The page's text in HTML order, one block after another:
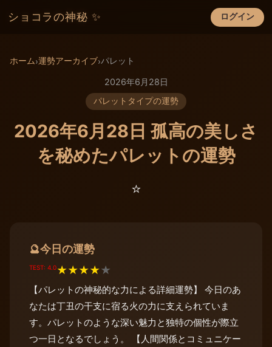
ショコラの神秘 ✨ ログイン
×
ホーム›運勢アーカイブ›パレット
2026年6月28日
パレットタイプの運勢
2026年6月28日 孤高の美しさ
を秘めたパレットの運勢
⭐️
🔮今日の運勢
TEST: 4.0★★★★★
【パレットの神秘的な力による詳細運勢】 今日のあ
なたは丁丑の干支に宿る火の力に支えられていま
す。パレットのような深い魅力と独特の個性が際立
つ一日となるでしょう。 【人間関係とコミュニケー